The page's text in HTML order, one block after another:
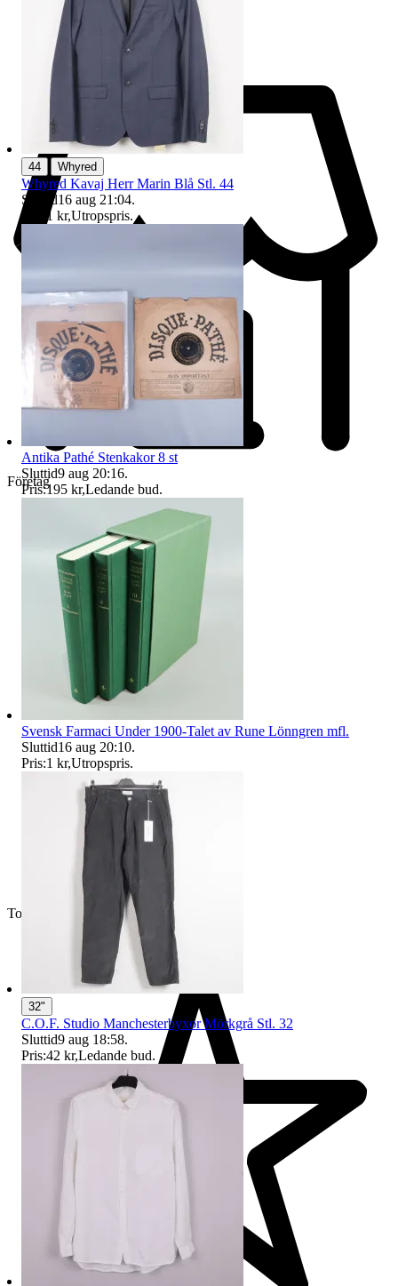
Företag
Toppsäljare
44 Whyred
Whyred Kavaj Herr Marin Blå Stl. 44
Sluttid16 aug 21:04.
Pris:
1 kr,Utropspris.
Antika Pathé Stenkakor 8 st
Sluttid9 aug 20:16.
Pris:195 kr,Ledande bud.
Svensk Farmaci Under 1900-Talet av Rune Lönngren mfl.
Sluttid16 aug 20:10.
Pris:1 kr,Utropspris.
32"
C.O.F. Studio Manchesterbyxor Mörkgrå Stl. 32
Sluttid9 aug 18:58.
Pris:42 kr,Ledande bud.